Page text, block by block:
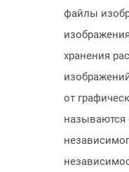
файлы
хранения
от